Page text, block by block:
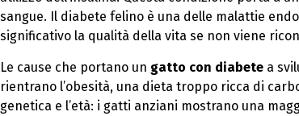
sangue. Il diabete felino è una delle malattie
significativo la qualità della vita se non viene
Le cause che portano un gatto con diabete a
rientrano l’obesità, una dieta troppo ricca di
genetica e l’età: i gatti anziani mostrano una